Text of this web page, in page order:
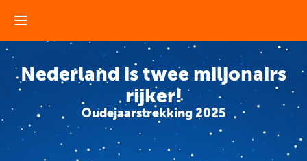
Nederland is twee miljonairs
rijker!
Oudejaarstrekking 2025